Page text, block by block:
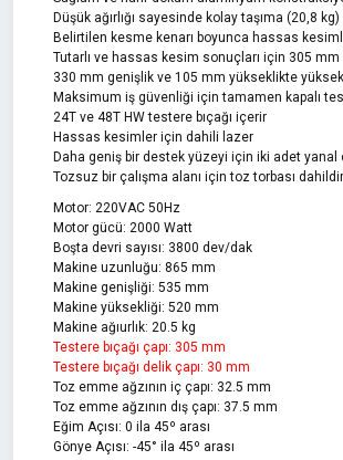
Düşük ağırlığı sayesinde kolay taşıma (20,8 kg)
Belirtilen kesme kenarı boyunca hassas
Tutarlı ve hassas kesim sonuçları için 305 mm
330 mm genişlik ve 105 mm yükseklikte
Maksimum iş güvenliği için tamamen kapalı
24T ve 48T HW testere bıçağı içerir
Hassas kesimler için dahili lazer
Daha geniş bir destek yüzeyi için iki adet
Tozsuz bir çalışma alanı için toz torbası dahildir
Motor: 220VAC 50Hz
Motor gücü: 2000 Watt
Boşta devri sayısı: 3800 dev/dak
Makine uzunluğu: 865 mm
Makine genişliği: 535 mm
Makine yüksekliği: 520 mm
Makine ağıurlık: 20.5 kg
Testere bıçağı çapı: 305 mm
Testere bıçağı delik çapı: 30 mm
Toz emme ağzının iç çapı: 32.5 mm
Toz emme ağzının dış çapı: 37.5 mm
Eğim Açısı: 0 ila 45º arası
Gönye Açısı: -45° ila 45º arası